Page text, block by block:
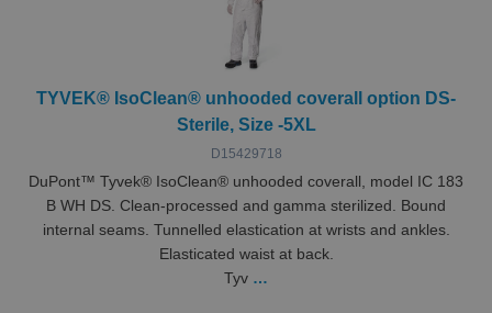
TYVEK® IsoClean® unhooded coverall option DS-
Sterile, Size -5XL
D15429718
DuPont™ Tyvek® IsoClean® unhooded coverall, model IC 183
B WH DS. Clean-processed and gamma sterilized. Bound
internal seams. Tunnelled elastication at wrists and ankles.
Elasticated waist at back.
Tyv …